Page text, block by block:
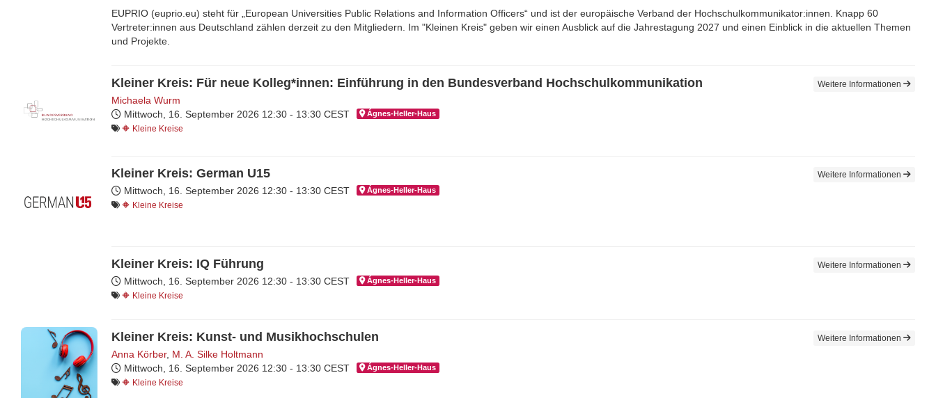
EUPRIO (euprio.eu) steht für „European Universities Public Relations and Information Officers“ und ist der europäische Verband der Hochschulkommunikator:innen. Knapp 60
Vertreter:innen aus Deutschland zählen derzeit zu den Mitgliedern. Im "Kleinen Kreis" geben wir einen Ausblick auf die Jahrestagung 2027 und einen Einblick in die aktuellen Themen
und Projekte.
Kleiner Kreis: Für neue Kolleg*innen: Einführung in den Bundesverband Hochschulkommunikation
Michaela Wurm
Mittwoch, 16. September 2026 12:30 - 13:30 CEST Ágnes-Hel­ler-Haus
🔶 Kleine Kreise
Weitere Informationen
Kleiner Kreis: German U15
Mittwoch, 16. September 2026 12:30 - 13:30 CEST Ágnes-Hel­ler-Haus
🔶 Kleine Kreise
Weitere Informationen
Kleiner Kreis: IQ Führung
Mittwoch, 16. September 2026 12:30 - 13:30 CEST Ágnes-Hel­ler-Haus
🔶 Kleine Kreise
Weitere Informationen
Kleiner Kreis: Kunst- und Musikhochschulen
Anna Körber, M. A. Silke Holtmann
Mittwoch, 16. September 2026 12:30 - 13:30 CEST Ágnes-Hel­ler-Haus
🔶 Kleine Kreise
Weitere Informationen